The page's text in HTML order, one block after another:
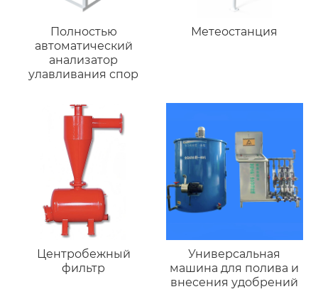
Полностью
автоматический
анализатор
улавливания спор
Метеостанция
Центробежный
фильтр
Универсальная
машина для полива и
внесения удобрений